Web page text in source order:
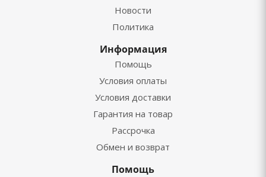
Новости
Политика
Информация
Помощь
Условия оплаты
Условия доставки
Гарантия на товар
Рассрочка
Обмен и возврат
Помощь